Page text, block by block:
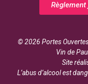
© 2026 Portes
Vin de
Site
L’abus d’alcool est